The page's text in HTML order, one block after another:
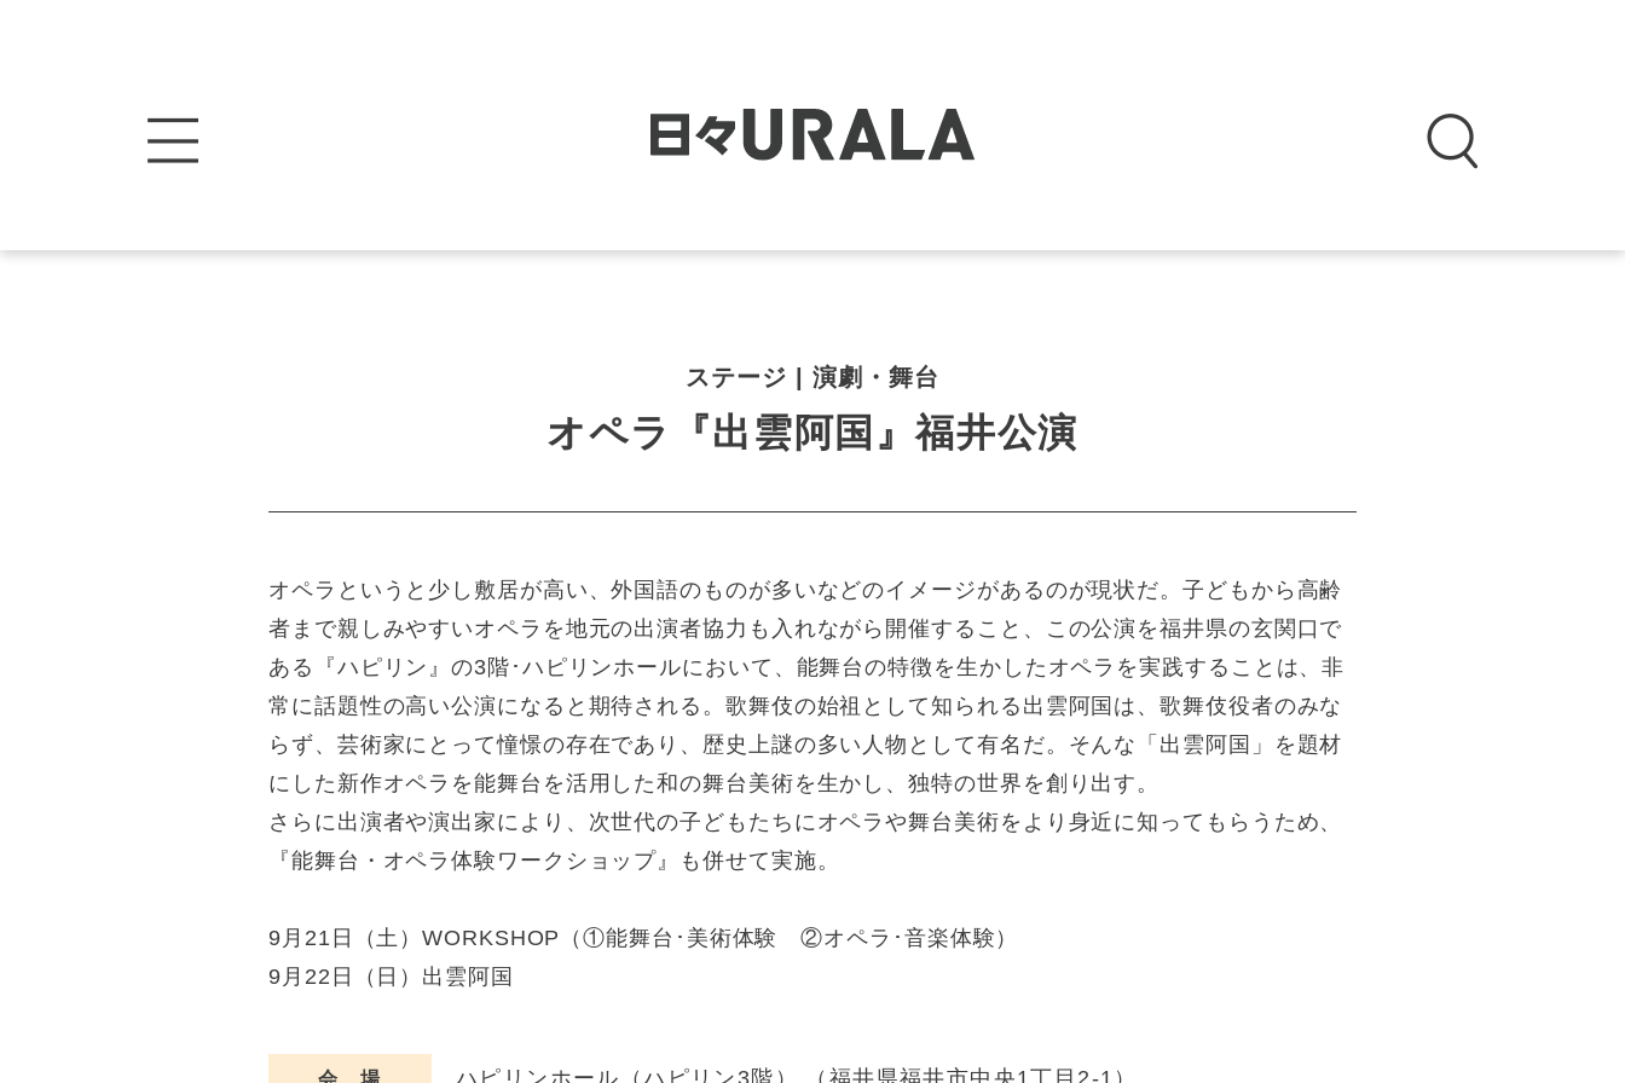
ステージ | 演劇・舞台
オペラ『出雲阿国』福井公演
オペラというと少し敷居が高い、外国語のものが多いなどのイメージがあるのが現状だ。子どもから高齢
者まで親しみやすいオペラを地元の出演者協力も入れながら開催すること、この公演を福井県の玄関口で
ある『ハピリン』の3階･ハピリンホールにおいて、能舞台の特徴を生かしたオペラを実践することは、非
常に話題性の高い公演になると期待される。歌舞伎の始祖として知られる出雲阿国は、歌舞伎役者のみな
らず、芸術家にとって憧憬の存在であり、歴史上謎の多い人物として有名だ。そんな「出雲阿国」を題材
にした新作オペラを能舞台を活用した和の舞台美術を生かし、独特の世界を創り出す。
さらに出演者や演出家により、次世代の子どもたちにオペラや舞台美術をより身近に知ってもらうため、
『能舞台・オペラ体験ワークショップ』も併せて実施。
9月21日（土）WORKSHOP（①能舞台･美術体験 ②オペラ･音楽体験）
9月22日（日）出雲阿国